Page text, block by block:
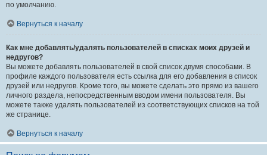
по умолчанию.
Вернуться к началу
Как мне добавлять/удалять пользователей в списках моих друзей и
недругов?
Вы можете добавлять пользователей в свой список двумя способами. В
профиле каждого пользователя есть ссылка для его добавления в список
друзей или недругов. Кроме того, вы можете сделать это прямо из вашего
личного раздела, непосредственным вводом имени пользователя. Вы
можете также удалять пользователей из соответствующих списков на той
же странице.
Вернуться к началу